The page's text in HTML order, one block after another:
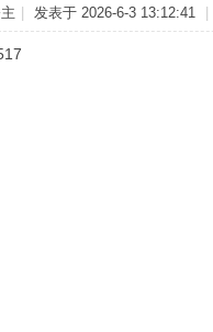
发表于 2026-6-3 13:12:41